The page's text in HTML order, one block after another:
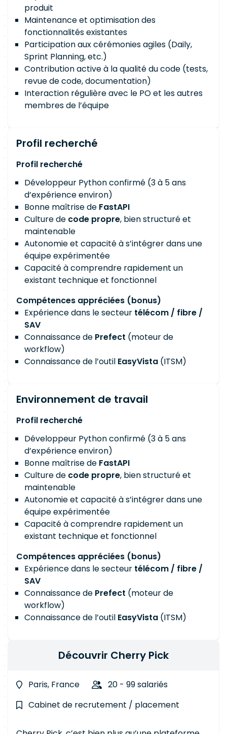
produit
Maintenance et optimisation des
fonctionnalités existantes
Participation aux cérémonies agiles (Daily,
Sprint Planning, etc.)
Contribution active à la qualité du code (tests,
revue de code, documentation)
Interaction régulière avec le PO et les autres
membres de l’équipe
Profil recherché
Profil recherché
Développeur Python confirmé (3 à 5 ans
d’expérience environ)
Bonne maîtrise de FastAPI
Culture de code propre, bien structuré et
maintenable
Autonomie et capacité à s’intégrer dans une
équipe expérimentée
Capacité à comprendre rapidement un
existant technique et fonctionnel
Compétences appréciées (bonus)
Expérience dans le secteur télécom / fibre /
SAV
Connaissance de Prefect (moteur de
workflow)
Connaissance de l’outil EasyVista (ITSM)
Environnement de travail
Profil recherché
Développeur Python confirmé (3 à 5 ans
d’expérience environ)
Bonne maîtrise de FastAPI
Culture de code propre, bien structuré et
maintenable
Autonomie et capacité à s’intégrer dans une
équipe expérimentée
Capacité à comprendre rapidement un
existant technique et fonctionnel
Compétences appréciées (bonus)
Expérience dans le secteur télécom / fibre /
SAV
Connaissance de Prefect (moteur de
workflow)
Connaissance de l’outil EasyVista (ITSM)
Découvrir Cherry Pick
Paris, France
20 - 99 salariés
Cabinet de recrutement / placement